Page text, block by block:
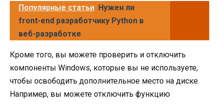
Популярные статьи Нужен ли
front-end разработчику Python в
веб-разработке
Кроме того, вы можете проверить и отключить
компоненты Windows, которые вы не используете,
чтобы освободить дополнительное место на диске.
Например, вы можете отключить функцию